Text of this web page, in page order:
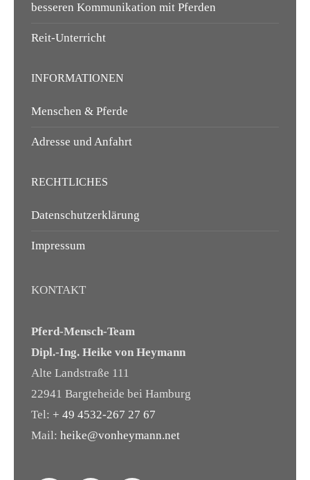
besseren Kommunikation mit Pferden
Reit-Unterricht
INFORMATIONEN
Menschen & Pferde
Adresse und Anfahrt
RECHTLICHES
Datenschutzerklärung
Impressum
KONTAKT
Pferd-Mensch-Team
Dipl.-Ing. Heike von Heymann
Alte Landstraße 111
22941 Bargteheide bei Hamburg
Tel: + 49 4532-267 27 67
Mail: heike@vonheymann.net